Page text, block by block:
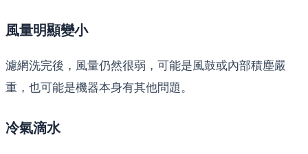
風量明顯變小
濾網洗完後，風量仍然很弱，可能是風鼓或內部積塵嚴
重，也可能是機器本身有其他問題。
冷氣滴水